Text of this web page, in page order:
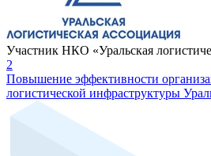
Участник НКО «Уральская
2
Повышение эффективности
логистической инфраструктуры